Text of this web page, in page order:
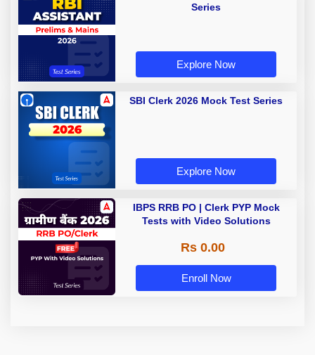
Series
Explore Now
SBI Clerk 2026 Mock Test Series
Explore Now
IBPS RRB PO | Clerk PYP Mock
Tests with Video Solutions
Rs 0.00
Enroll Now